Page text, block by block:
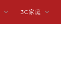
3C家庭